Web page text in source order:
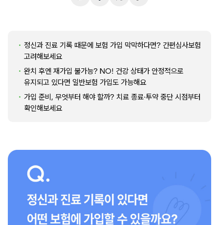
정신과 진료 기록 때문에 보험 가입 막막하다면? 간편심사보험
고려해보세요
완치 후엔 재가입 불가능? NO! 건강 상태가 안정적으로
유지되고 있다면 일반보험 가입도 가능해요
가입 준비, 무엇부터 해야 할까? 치료 종료·투약 중단 시점부터
확인해보세요